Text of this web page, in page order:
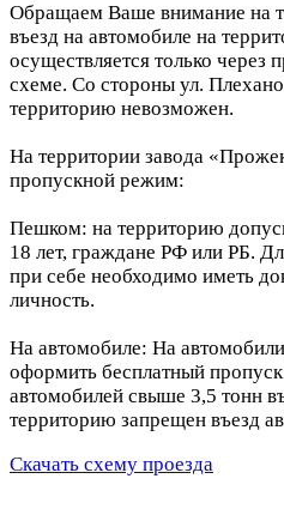
Обращаем Ваше внимание на
въезд на автомобиле на
осуществляется только через
схеме. Со стороны ул.
территорию невозможен.
На территории завода
пропускной режим:
Пешком: на территорию
18 лет, граждане РФ или РБ.
при себе необходимо иметь
личность.
На автомобиле: На
оформить бесплатный
автомобилей свыше 3,5 тонн
территорию запрещен въезд
Скачать схему проезда